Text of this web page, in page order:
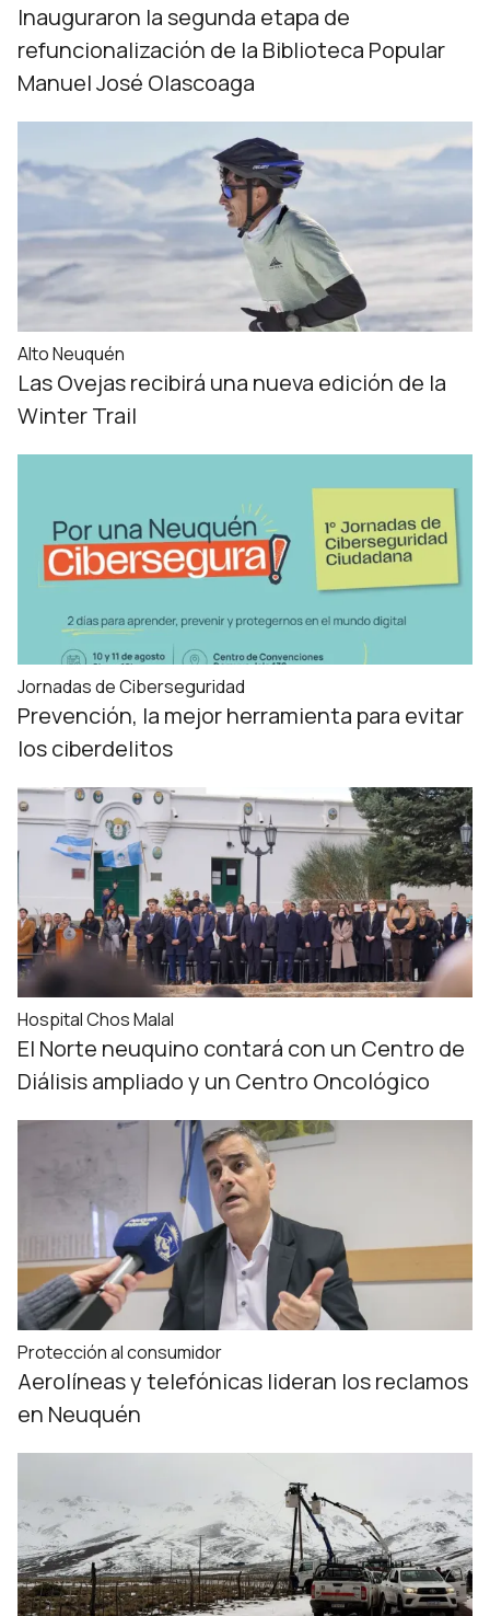
Inauguraron la segunda etapa de
refuncionalización de la Biblioteca Popular
Manuel José Olascoaga
Alto Neuquén
Las Ovejas recibirá una nueva edición de la
Winter Trail
Jornadas de Ciberseguridad
Prevención, la mejor herramienta para evitar
los ciberdelitos
Hospital Chos Malal
El Norte neuquino contará con un Centro de
Diálisis ampliado y un Centro Oncológico
Protección al consumidor
Aerolíneas y telefónicas lideran los reclamos
en Neuquén